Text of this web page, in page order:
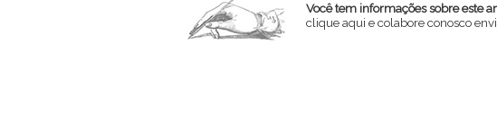
Você tem informações sobre este
clique aqui e colabore conosco